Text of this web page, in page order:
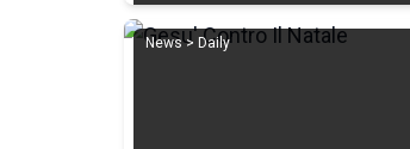
News > Daily